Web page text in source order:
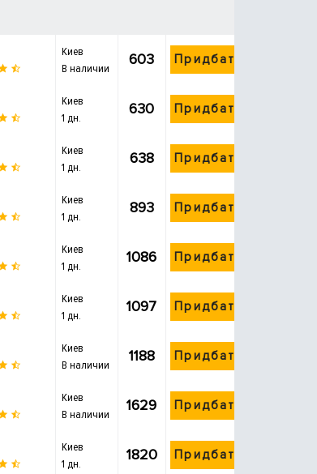
Киев
В наличии
603 Придбати
Киев
1 дн.
630 Придбати
Киев
1 дн.
638 Придбати
Киев
1 дн.
893 Придбати
Киев
1 дн.
1086 Придбати
Киев
1 дн.
1097 Придбати
Киев
В наличии
1188 Придбати
Киев
В наличии
1629 Придбати
Киев
1 дн.
1820 Придбати